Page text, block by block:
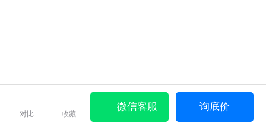
对比 收藏
微信客服 询底价